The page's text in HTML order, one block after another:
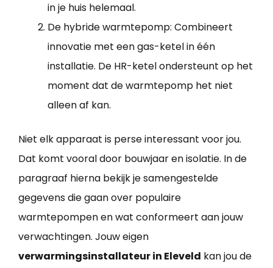
in je huis helemaal.
De hybride warmtepomp: Combineert
innovatie met een gas-ketel in één
installatie. De HR-ketel ondersteunt op het
moment dat de warmtepomp het niet
alleen af kan.
Niet elk apparaat is perse interessant voor jou.
Dat komt vooral door bouwjaar en isolatie. In de
paragraaf hierna bekijk je samengestelde
gegevens die gaan over populaire
warmtepompen en wat conformeert aan jouw
verwachtingen. Jouw eigen
verwarmingsinstallateur in Eleveld kan jou de